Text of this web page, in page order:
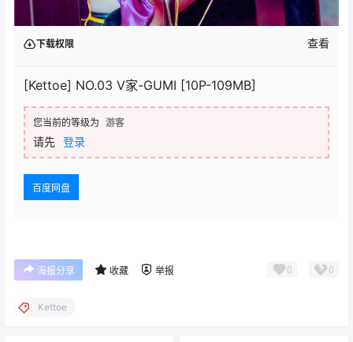
下载权限 查看
[Kettoe] NO.03 V家-GUMI [10P-109MB]
您当前的等级为 游客
请先 登录
百度网盘
海报分享 收藏 举报 0 0
Kettoe